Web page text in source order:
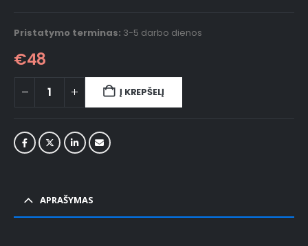
Pristatymo terminas: 3-5 darbo dienos
€48
Į KREPŠELĮ
APRAŠYMAS